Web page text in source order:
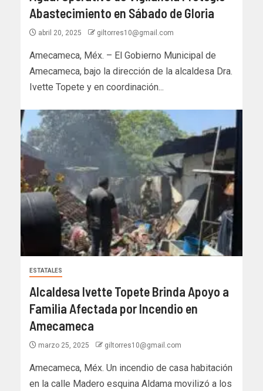
Abastecimiento en Sábado de Gloria
abril 20, 2025 giltorres10@gmail.com
Amecameca, Méx. – El Gobierno Municipal de
Amecameca, bajo la dirección de la alcaldesa Dra.
Ivette Topete y en coordinación...
ESTATALES
Alcaldesa Ivette Topete Brinda Apoyo a
Familia Afectada por Incendio en
Amecameca
marzo 25, 2025 giltorres10@gmail.com
Amecameca, Méx. Un incendio de casa habitación
en la calle Madero esquina Aldama movilizó a los